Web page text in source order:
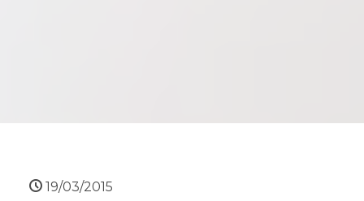
19/03/2015